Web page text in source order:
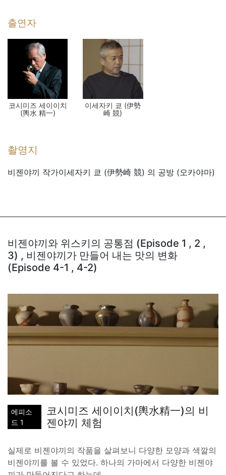
출연자
코시미즈 세이이치
(輿水 精一)
이세자키 쿄 (伊勢
崎 競)
촬영지
비젠야끼 작가이세자키 쿄 (伊勢崎 競) 의 공방 (오카야마)
비젠야끼와 위스키의 공통점 (Episode 1 , 2 ,
3) , 비젠야끼가 만들어 내는 맛의 변화
(Episode 4-1 , 4-2)
에피소
드 1
코시미즈 세이이치(輿水精一)의 비
젠야끼 체험
실제로 비젠야끼의 작품을 살펴보니 다양한 모양과 색깔의
비젠야끼를 볼 수 있었다. 하나의 가마에서 다양한 비젠야